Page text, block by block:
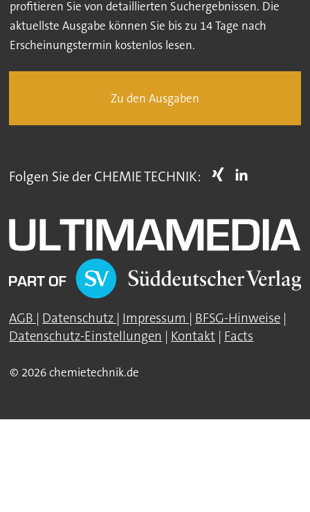
profitieren Sie von detaillierten Suchergebnissen. Die
aktuellste Ausgabe können Sie bis zu 14 Tage nach
Erscheinungstermin kostenlos lesen.
Zu den Ausgaben
Folgen Sie der CHEMIE TECHNIK:
AGB | Datenschutz | Impressum | BFSG-Hinweise |
Datenschutz-Einstellungen | Kontakt | Facts
© 2026 chemietechnik.de